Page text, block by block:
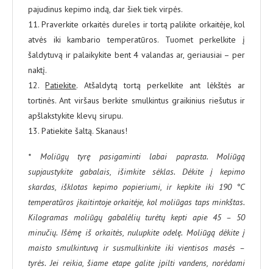
pajudinus kepimo indą, dar šiek tiek virpės.
11. Praverkite orkaitės dureles ir tortą palikite orkaitėje, kol
atvės iki kambario temperatūros. Tuomet perkelkite į
šaldytuvą ir palaikykite bent 4 valandas ar, geriausiai – per
naktį.
12.Patiekite. Atšaldytą tortą perkelkite ant lėkštės ar
tortinės. Ant viršaus berkite smulkintus graikinius riešutus ir
apšlakstykite klevų sirupu.
13. Patiekite šaltą. Skanaus!
* Moliūgų tyrę pasigaminti labai paprasta. Moliūgą
supjaustykite gabalais, išimkite sėklas. Dėkite į kepimo
skardas, išklotas kepimo popieriumi, ir kepkite iki 190 °C
temperatūros įkaitintoje orkaitėje, kol moliūgas taps minkštas.
Kilogramas moliūgų gabalėlių turėtų kepti apie 45 – 50
minučių. Išėmę iš orkaitės, nulupkite odelę. Moliūgą dėkite į
maisto smulkintuvą ir susmulkinkite iki vientisos masės –
tyrės. Jei reikia, šiame etape galite įpilti vandens, norėdami